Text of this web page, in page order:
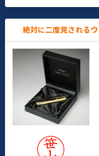
絶対に二度見される